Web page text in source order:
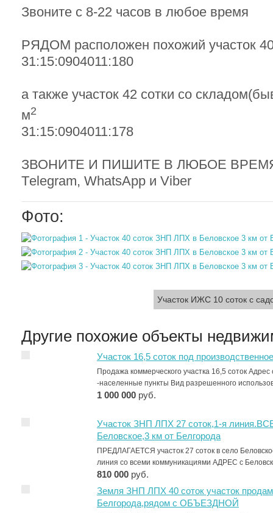
Звоните с 8-22 часов в любое время
РЯДОМ расположен похожий участок
31:15:0904011:180
а также участок 42 сотки со
м2
31:15:0904011:178
ЗВОНИТЕ И ПИШИТЕ В ЛЮБОЕ ВРЕМЯ
Тelegram, WhatsApp и Viber
Фото:
Участок ИЖС 10 соток с
Другие похожие объекты
Участок 16,5 соток под
Продажа коммерческого участка 16,5 соток Адрес
-населенные пункты Вид разрешенного
1 000 000 руб.
Участок ЗНП ЛПХ 27 соток,1-я
Беловское,3 км от Белгорода
ПРЕДЛАГАЕТСЯ участок 27 соток в село
линия со всеми коммуникациями АДРЕС с
810 000 руб.
Земля ЗНП ЛПХ 40 соток участок
Белгорода,рядом с ОБЪЕЗДНОЙ